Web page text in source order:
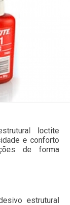
loctite
e conforto
de forma
estrutural